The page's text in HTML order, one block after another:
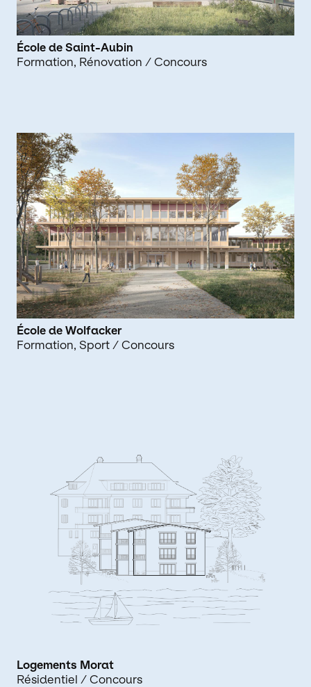
École de Saint-Aubin
Formation Rénovation / Concours
École de Wolfacker
Formation Sport / Concours
Logements Morat
Résidentiel / Concours